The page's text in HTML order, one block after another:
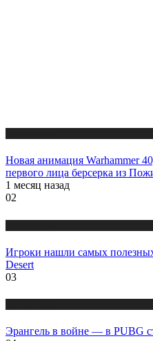
Новая анимация Warhammer
первого лица берсерка из
1 месяц назад
02
Игроки нашли самых
Desert
03
Эpaнгeль в войне — в PUBG